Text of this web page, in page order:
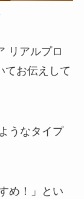
リアルプロ
てお伝えして
うなタイプ
め！」とい